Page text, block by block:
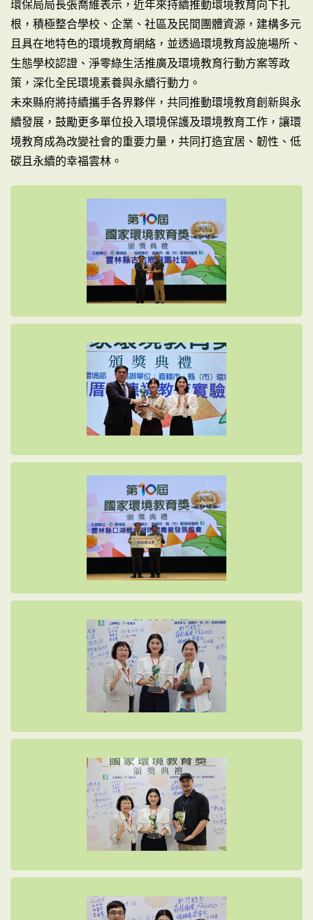
環保局局長張喬維表示，近年來持續推動環境教育向下扎
根，積極整合學校、企業、社區及民間團體資源，建構多元
且具在地特色的環境教育網絡，並透過環境教育設施場所、
生態學校認證、淨零綠生活推廣及環境教育行動方案等政
策，深化全民環境素養與永續行動力。
未來縣府將持續攜手各界夥伴，共同推動環境教育創新與永
續發展，鼓勵更多單位投入環境保護及環境教育工作，讓環
境教育成為改變社會的重要力量，共同打造宜居、韌性、低
碳且永續的幸福雲林。